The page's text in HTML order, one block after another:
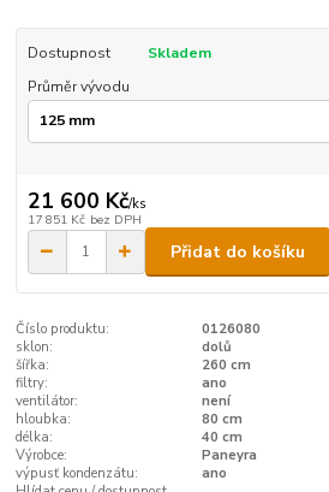
Dostupnost
Skladem
Průměr vývodu
21 600 Kč/ks
17 851 Kč bez DPH
Přidat do košíku
Číslo produktu:
0126080
sklon:
dolů
šířka:
260 cm
filtry:
ano
ventilátor:
není
hloubka:
80 cm
délka:
40 cm
Výrobce:
Paneyra
výpusť kondenzátu:
ano